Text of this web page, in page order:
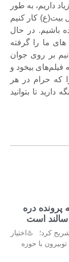
داریم، به طور
بیت(ع) کار کنیم
باشیم. در حال
های ما را گرفته
بر روی جوان
فیلم‌های بیخود و
که حرام در هر
تا بتوانید
پرونده دره
سالند است
کرد؛ ♨️اختیار
با حوزه